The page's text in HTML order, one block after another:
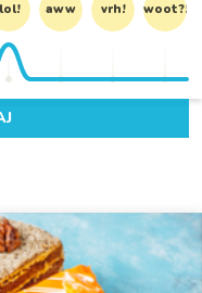
lol! aww vrh! woot?!